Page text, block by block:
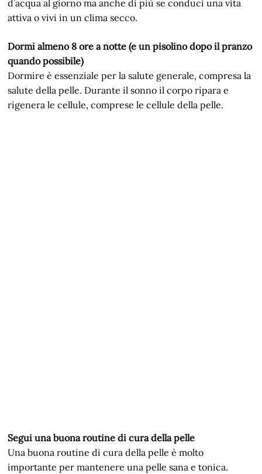
d’acqua al giorno ma anche di più se conduci una vita
attiva o vivi in un clima secco.
Dormi almeno 8 ore a notte (e un pisolino dopo il pranzo
quando possibile)
Dormire è essenziale per la salute generale, compresa la
salute della pelle. Durante il sonno il corpo ripara e
rigenera le cellule, comprese le cellule della pelle.
Segui una buona routine di cura della pelle
Una buona routine di cura della pelle è molto
importante per mantenere una pelle sana e tonica.